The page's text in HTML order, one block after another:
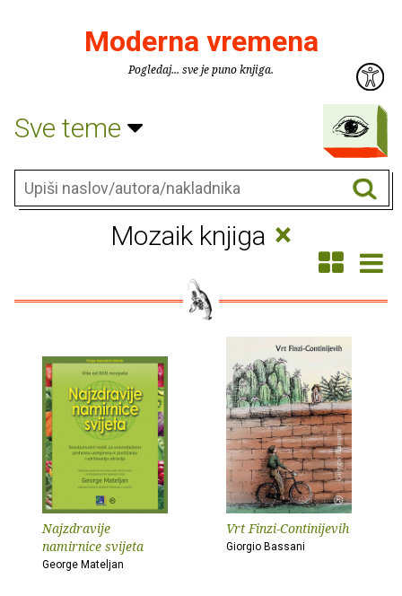
Moderna vremena
Pogledaj... sve je puno knjiga.
Sve teme
Mozaik knjiga ×
Najzdravije
namirnice svijeta
George Mateljan
Vrt Finzi-Continijevih
Giorgio Bassani